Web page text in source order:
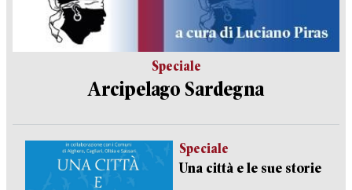
Speciale
Arcipelago Sardegna
Speciale
Una città e le sue storie